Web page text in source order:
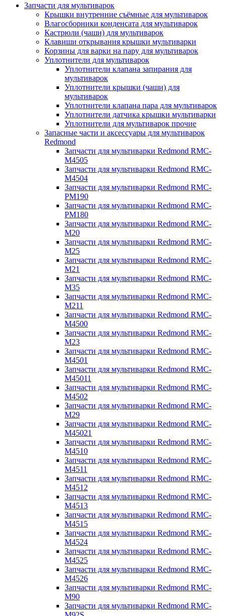
Запчасти для мультиварок
Крышки внутренние съёмные для мультиварок
Влагосборники конденсата для мультиварок
Кастрюли (чаши) для мультиварок
Клавиши открывания крышки мультиварки
Корзины для варки на пару для мультиварок
Уплотнители для мультиварок
Уплотнители клапана запирания для
мультиварок
Уплотнители крышки (чаши) для
мультиварок
Уплотнители клапана пара для мультиварок
Уплотнители датчика крышки мультиварки
Уплотнители для мультиварок прочие
Запасные части и аксессуары для мультиварок
Redmond
Запчасти для мультиварки Redmond RMC-
M4505
Запчасти для мультиварки Redmond RMC-
M4504
Запчасти для мультиварки Redmond RMC-
PM190
Запчасти для мультиварки Redmond RMC-
PM180
Запчасти для мультиварки Redmond RMC-
M20
Запчасти для мультиварки Redmond RMC-
M25
Запчасти для мультиварки Redmond RMC-
M21
Запчасти для мультиварки Redmond RMC-
M35
Запчасти для мультиварки Redmond RMC-
M211
Запчасти для мультиварки Redmond RMC-
M4500
Запчасти для мультиварки Redmond RMC-
M23
Запчасти для мультиварки Redmond RMC-
M4501
Запчасти для мультиварки Redmond RMC-
M45011
Запчасти для мультиварки Redmond RMC-
M4502
Запчасти для мультиварки Redmond RMC-
M29
Запчасти для мультиварки Redmond RMC-
M45021
Запчасти для мультиварки Redmond RMC-
M4510
Запчасти для мультиварки Redmond RMC-
M4511
Запчасти для мультиварки Redmond RMC-
M4512
Запчасти для мультиварки Redmond RMC-
M4513
Запчасти для мультиварки Redmond RMC-
M4515
Запчасти для мультиварки Redmond RMC-
M4524
Запчасти для мультиварки Redmond RMC-
M4525
Запчасти для мультиварки Redmond RMC-
M4526
Запчасти для мультиварки Redmond RMC-
M90
Запчасти для мультиварки Redmond RMC-